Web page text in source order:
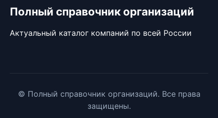
Полный справочник организаций
Актуальный каталог компаний по всей России
© Полный справочник организаций. Все права
защищены.